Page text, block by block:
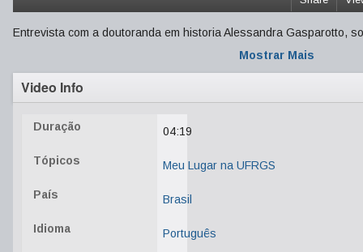
Entrevista com a doutoranda em historia Alessandra Gasparotto,
Mostrar Mais
Video Info
Duração 04:19
Tópicos Meu Lugar na UFRGS
País Brasil
Idioma Português